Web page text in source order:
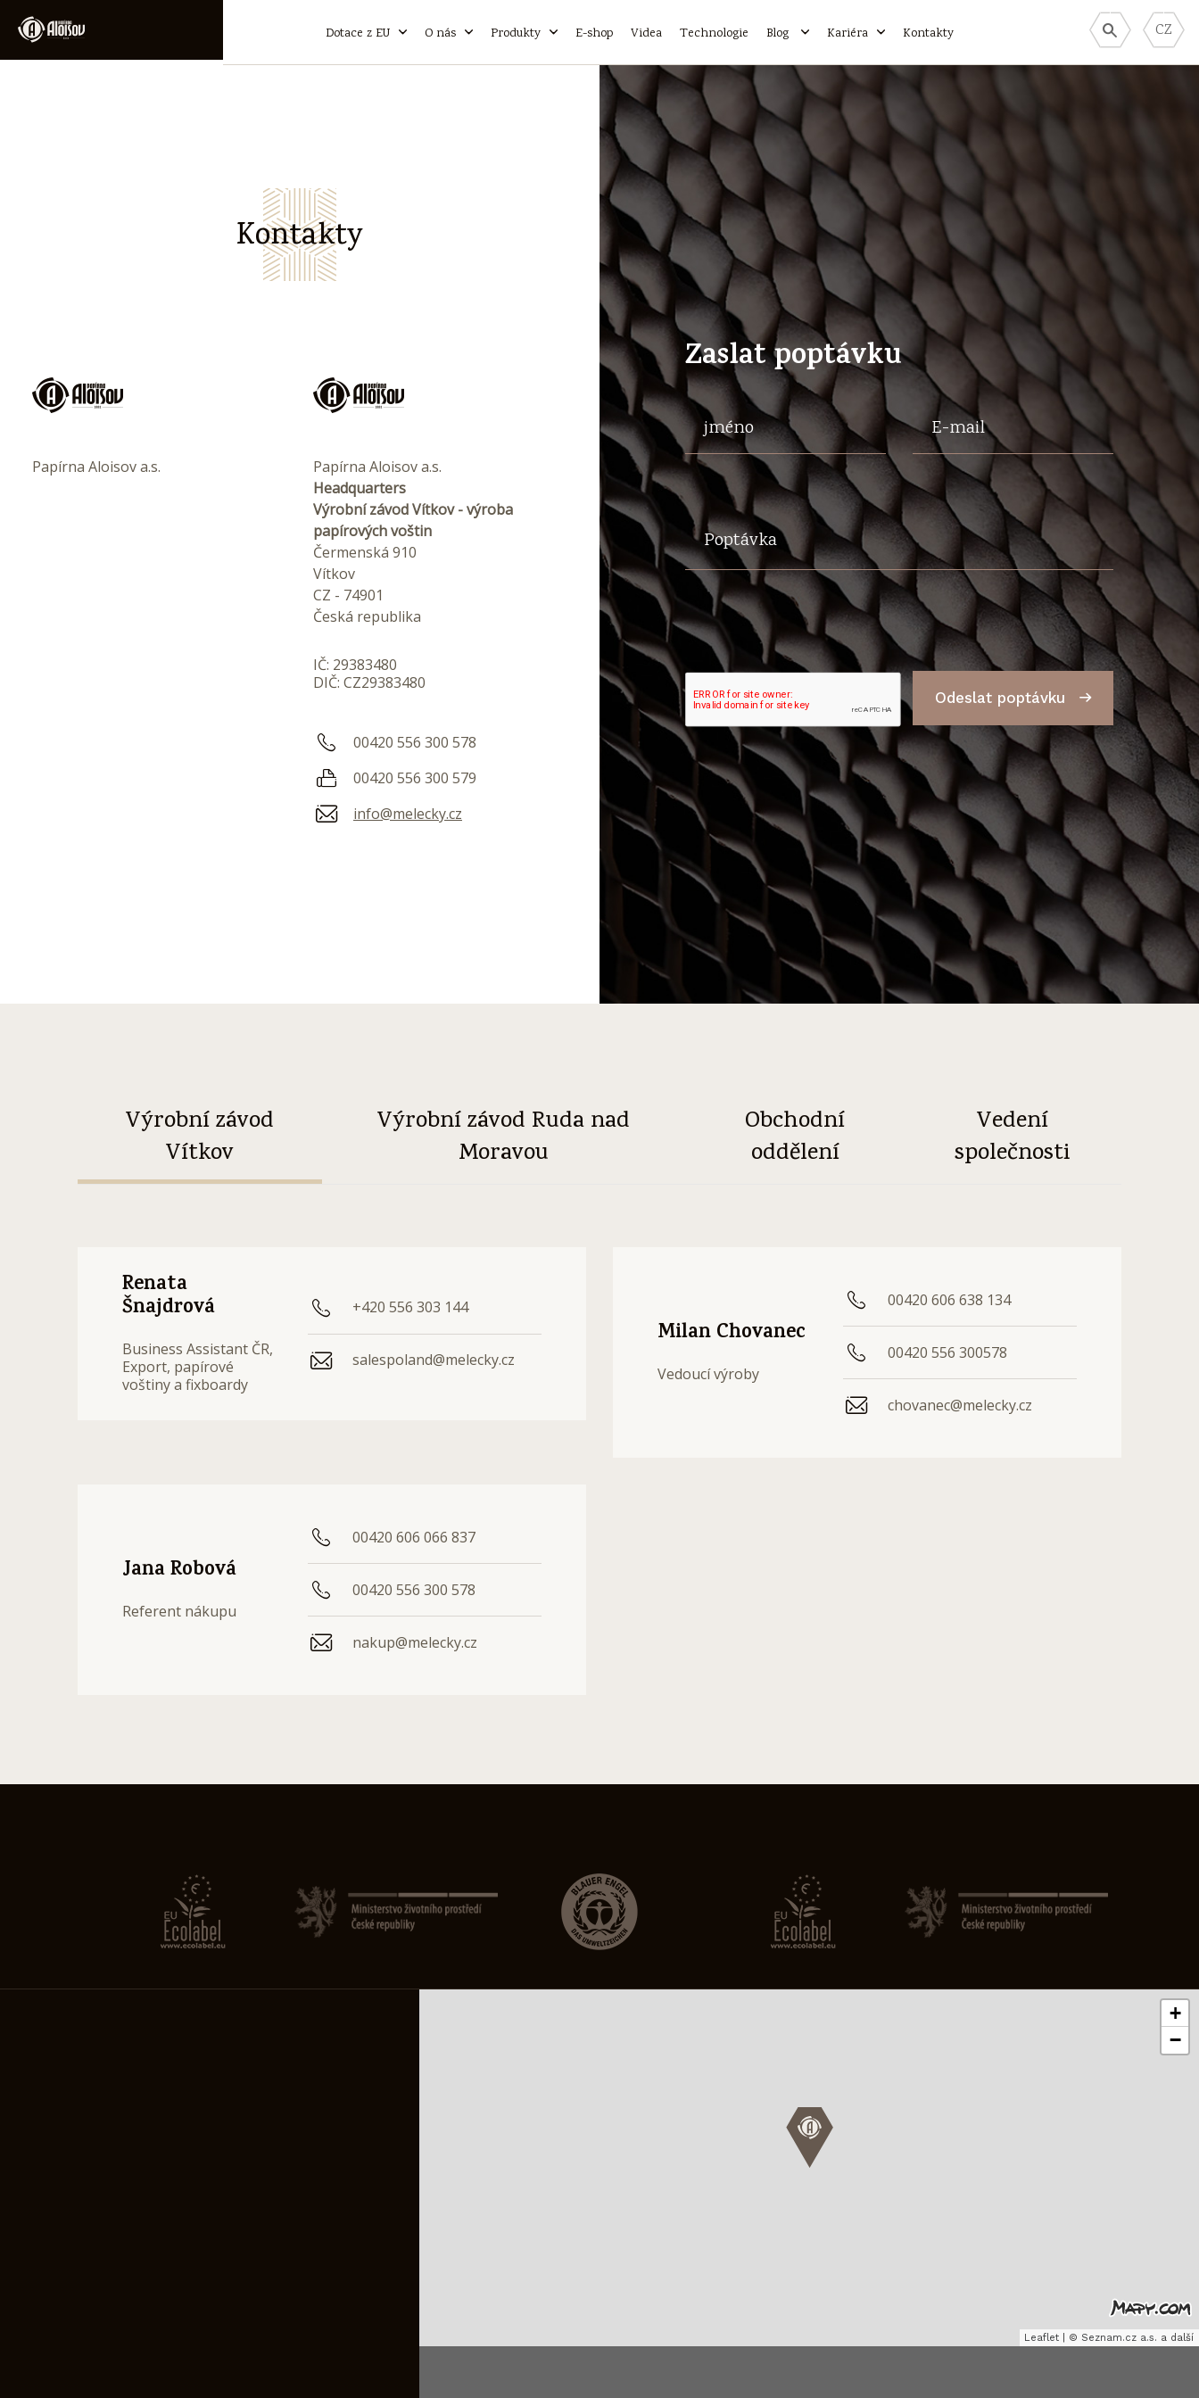
Dotace z EU O nás Produkty E-shop Videa Technologie Blog Kariéra Kontakty CZ
Kontakty
Papírna Aloisov a.s.
Papírna Aloisov a.s.
Headquarters
Výrobní závod Vítkov - výroba
papírových voštin
Čermenská 910
Vítkov
CZ - 74901
Česká republika
IČ: 29383480
DIČ: CZ29383480
00420 556 300 578
00420 556 300 579
info@melecky.cz
Zaslat poptávku
jméno E-mail
Poptávka
Odeslat poptávku
Výrobní závod
Vítkov
Výrobní závod Ruda nad
Moravou
Obchodní
oddělení
Vedení
společnosti
Renata
Šnajdrová
Business Assistant ČR,
Export, papírové
voštiny a fixboardy
+420 556 303 144
salespoland@melecky.cz
Milan Chovanec
Vedoucí výroby
00420 606 638 134
00420 556 300578
chovanec@melecky.cz
Jana Robová
Referent nákupu
00420 606 066 837
00420 556 300 578
nakup@melecky.cz
+
−
Leaflet © Seznam.cz a.s. a další